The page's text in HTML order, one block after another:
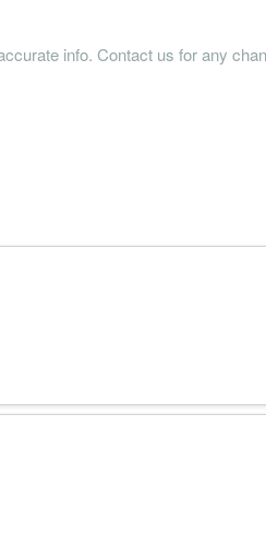
info. Contact us for any